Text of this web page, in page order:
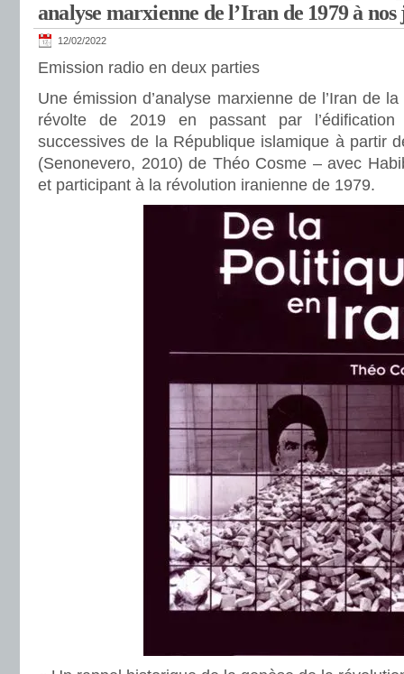
analyse marxienne de l’Iran de 1979 à nos
12/02/2022
Emission radio en deux parties
Une émission d’analyse marxienne de l’Iran de
révolte de 2019 en passant par
successives de la République islamique à partir
(Senonevero, 2010) de Théo Cosme – avec
et participant à la révolution iranienne de 1979.